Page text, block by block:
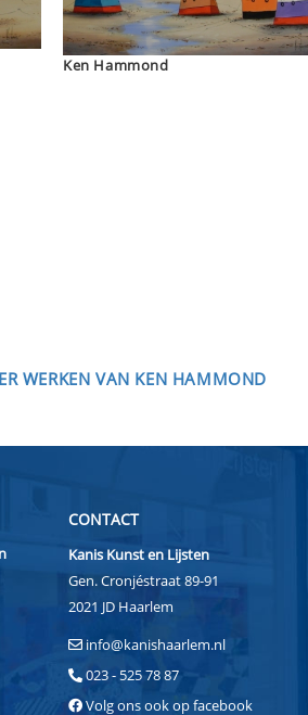
Ken Hammond
WERKEN VAN KEN HAMMOND
CONTACT
Kanis Kunst en Lijsten
Gen. Cronjéstraat 89-91
2021 JD Haarlem
info@kanishaarlem.nl
023 - 525 78 87
Volg ons ook op facebook